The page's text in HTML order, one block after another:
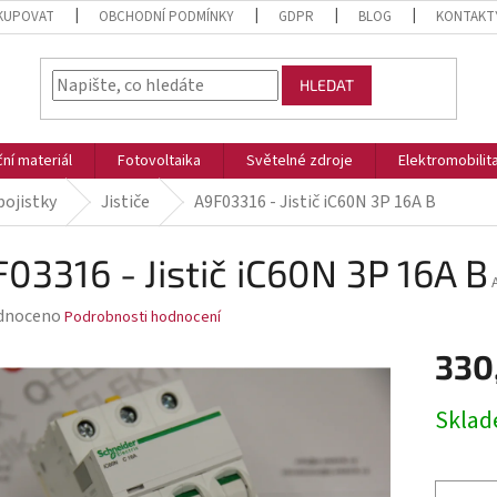
OBCHODNÍ PODMÍNKY GDPR BLOG
HLEDAT
materiál Fotovoltaika Světelné zdroje Elektromobilita
Jističe A9F03316 - Jistič iC60N 3P 16A B
- Jistič iC60N 3P 16A B
Podrobnosti hodnocení
cena: